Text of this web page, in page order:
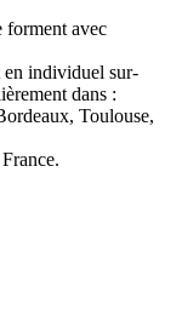
forment avec
en individuel sur-
dans :
Toulouse,